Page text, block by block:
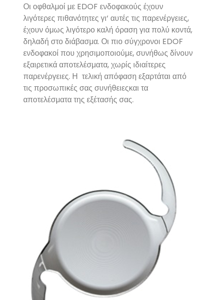
Οι οφθαλμοί με EDOF ενδοφακούς έχουν
λιγότερες πιθανότητες γι‘ αυτές τις παρενέργειες,
έχουν όμως λιγότερο καλή όραση για πολύ κοντά,
δηλαδή στο διάβασμα. Οι πιο σύγχρονοι EDOF
ενδοφακοί που χρησιμοποιούμε, συνήθως δίνουν
εξαιρετικά αποτελέσματα, χωρίς ιδιαίτερες
παρενέργειες. Η τελική απόφαση εξαρτάται από
τις προσωπικές σας συνήθειεςκαι τα
αποτελέσματα της εξέτασής σας.